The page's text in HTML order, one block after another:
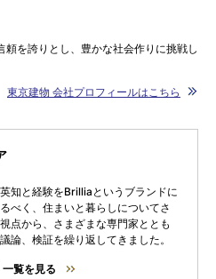
を誇りとし、豊かな社会作りに挑戦し
東京建物 会社プロフィールはこちら
知と経験をBrilliaというブランドに
べく、住まいと暮らしについてさ
点から、さまざまな専門家ととも
論、検証を繰り返してきました。
一覧を見る